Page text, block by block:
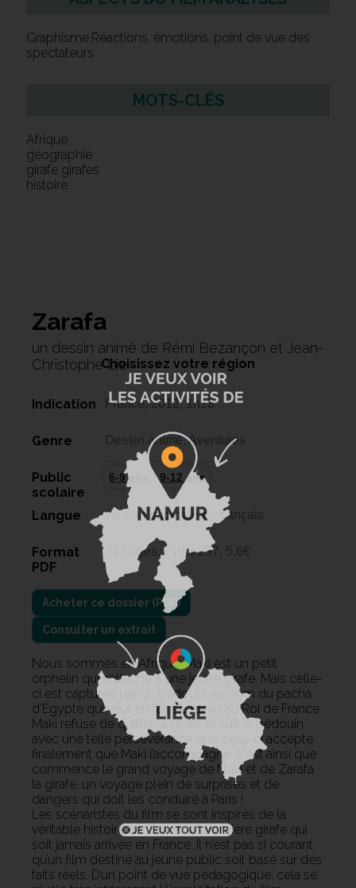
Graphisme,Réactions, émotions, point de vue des
spectateurs
MOTS-CLÉS
Afrique
géographie
girafe girafes
histoire
Zarafa
un dessin animé de Rémi Bezançon et Jean-
Christophe Lie
Indication France, 2012, 1h18
Genre Dessin animé, Aventures
Public
scolaire
6-9 ans 9-12 ans
Langue version originale en français
Format
PDF
24 pages, 210 x 297, 5,6€
Consulter un extrait
Nous sommes en Afrique. Maki est un petit
orphelin qui s’attache à une jeune girafe. Mais celle-
ci est capturée par un bédouin, au nom du pacha
d’Égypte qui veut en faire cadeau au Roi de France.
Maki refuse de quitter la girafe et suit le bédouin
avec une telle persévérance que celui-ci accepte
finalement que Maki l’accompagne. C’est ainsi que
commence le grand voyage de Maki et de Zarafa
la girafe, un voyage plein de surprises et de
dangers qui doit les conduire à Paris !
Les scénaristes du film se sont inspirés de la
véritable histoire de Zarafa, la première girafe qui
soit jamais arrivée en France. Il n’est pas si courant
qu’un film destiné au jeune public soit basé sur des
faits réels. D’un point de vue pédagogique, cela se
Choisissez votre région